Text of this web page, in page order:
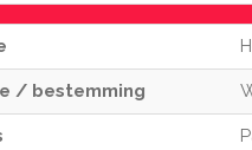
/ bestemming